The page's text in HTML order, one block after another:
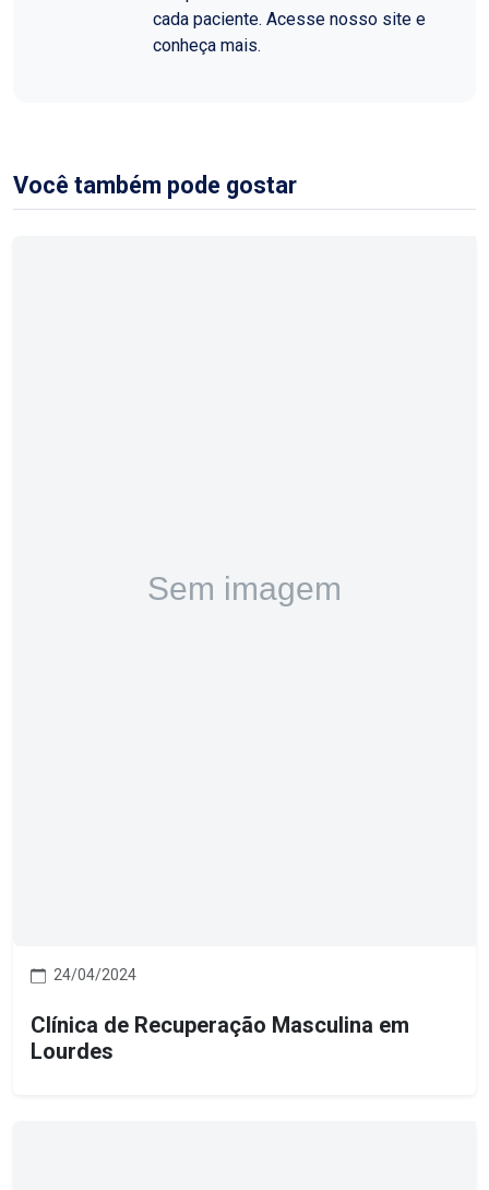
cada paciente. Acesse nosso site e
conheça mais.
Você também pode gostar
24/04/2024
Clínica de Recuperação Masculina em
Lourdes